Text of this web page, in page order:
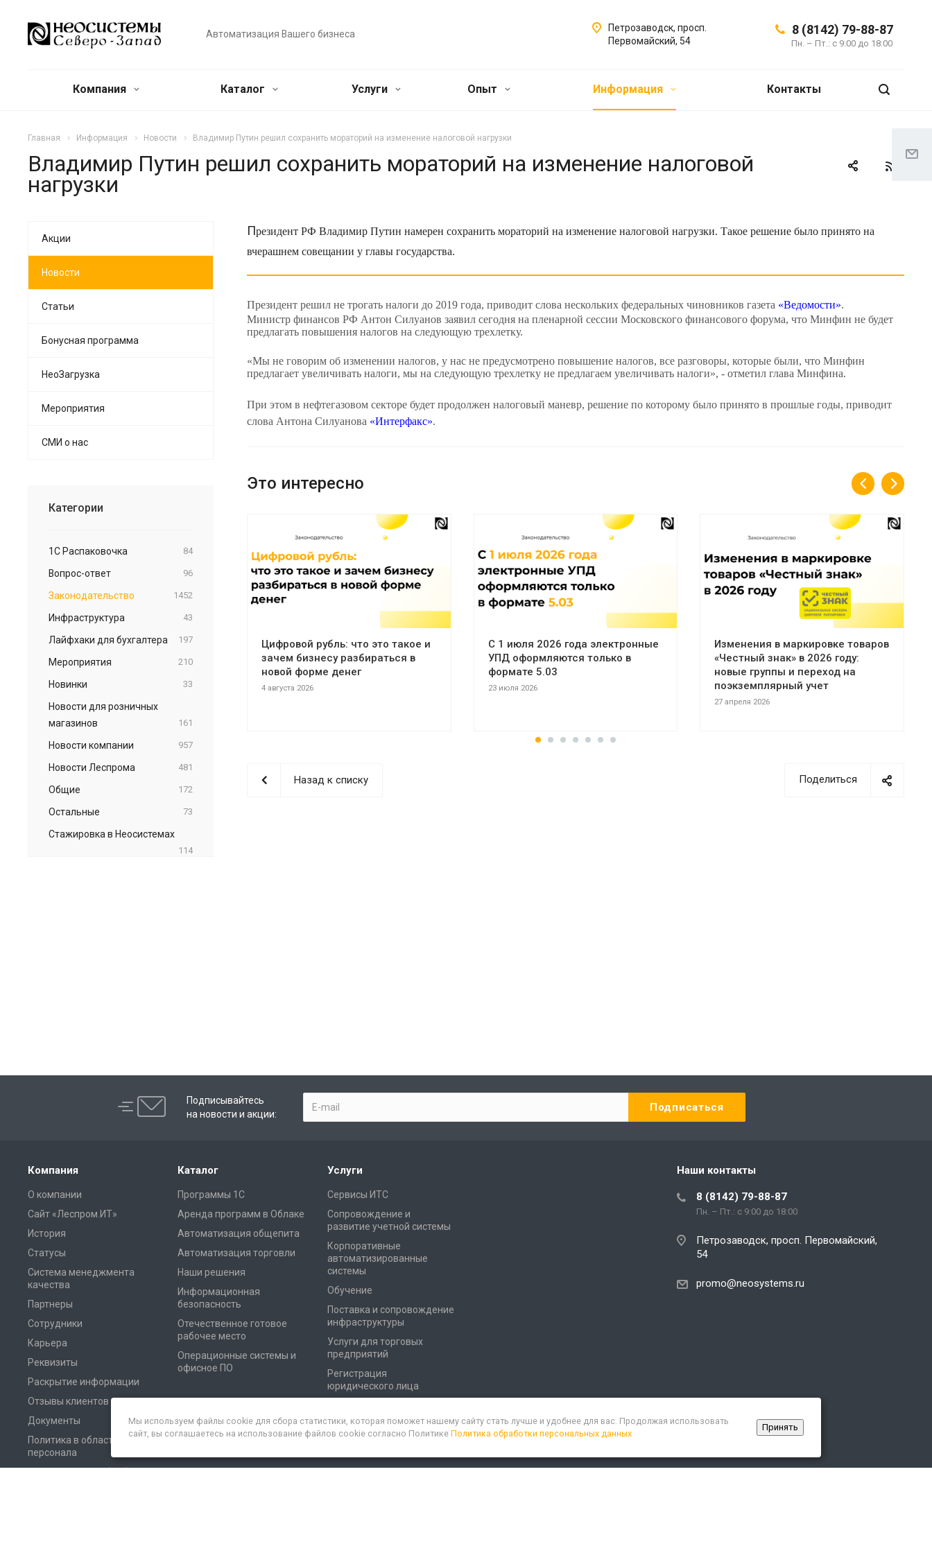
Автоматизация Вашего бизнеса 8 (8142) 79-88-87
Пн. – Пт.: с 9:00 до 18:00
Петрозаводск, просп.
Первомайский, 54
Компания Каталог Услуги Опыт Информация Контакты
Главная Информация Новости Владимир Путин решил сохранить мораторий на изменение налоговой нагрузки
Владимир Путин решил сохранить мораторий на изменение налоговой
нагрузки
Президент РФ Владимир Путин намерен сохранить мораторий на изменение налоговой нагрузки. Такое решение было принято на
вчерашнем совещании у главы государства.
Президент решил не трогать налоги до 2019 года, приводит слова нескольких федеральных чиновников газета «Ведомости».
Министр финансов РФ Антон Силуанов заявил сегодня на пленарной сессии Московского финансового форума, что Минфин не будет
предлагать повышения налогов на следующую трехлетку.
«Мы не говорим об изменении налогов, у нас не предусмотрено повышение налогов, все разговоры, которые были, что Минфин
предлагает увеличивать налоги, мы на следующую трехлетку не предлагаем увеличивать налоги», - отметил глава Минфина.
При этом в нефтегазовом секторе будет продолжен налоговый маневр, решение по которому было принято в прошлые годы, приводит
слова Антона Силуанова «Интерфакс».
Это интересно
Цифровой рубль: что это такое и
зачем бизнесу разбираться в
новой форме денег
4 августа 2026
С 1 июля 2026 года электронные
УПД оформляются только в
формате 5.03
23 июля 2026
Изменения в маркировке товаров
«Честный знак» в 2026 году:
новые группы и переход на
поэкземплярный учет
27 апреля 2026
Поделиться
Назад к списку
Акции
Новости
Статьи
Бонусная программа
НеоЗагрузка
Мероприятия
СМИ о нас
Категории
1С Распаковочка 84
Вопрос-ответ 96
Законодательство 1452
Инфраструктура 43
Лайфхаки для бухгалтера 197
Мероприятия 210
Новинки 33
Новости для розничных
магазинов
161
Новости компании 957
Новости Леспрома 481
Общие 172
Остальные 73
Стажировка в Неосистемах
114
Подписывайтесь
на новости и акции:
Компания
О компании
Сайт «Леспром.ИТ»
История
Статусы
Система менеджмента
качества
Партнеры
Сотрудники
Карьера
Реквизиты
Раскрытие информации
Отзывы клиентов
Документы
Политика в области
персонала
Каталог
Программы 1С
Аренда программ в Облаке
Автоматизация общепита
Автоматизация торговли
Наши решения
Информационная
безопасность
Отечественное готовое
рабочее место
Операционные системы и
офисное ПО
Услуги
Сервисы ИТС
Сопровождение и
развитие учетной системы
Корпоративные
автоматизированные
системы
Обучение
Поставка и сопровождение
инфраструктуры
Услуги для торговых
предприятий
Регистрация
юридического лица
Наши контакты
8 (8142) 79-88-87
Пн. – Пт.: с 9:00 до 18:00
Петрозаводск, просп. Первомайский,
54
promo@neosystems.ru
Мы используем файлы cookie для сбора статистики, которая поможет нашему сайту стать лучше и удобнее для вас. Продолжая использовать
сайт, вы соглашаетесь на использование файлов cookie согласно Политике Политика обработки персональных данных
Принять